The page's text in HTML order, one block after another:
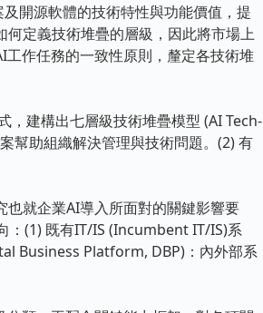
開源軟體的技術特性與功能價值，提
定義技術堆疊的層級，因此將市場上
作任務的一致性原則，釐定各技術堆
建構出七層級技術堆疊模型 (AI Tech-
幫助組織解決管理與技術問題。(2) 有
就企業AI導入所面對的關鍵影響要
：(1) 既有IT/IS (Incumbent IT/IS)系
Business Platform, DBP)：內外部系